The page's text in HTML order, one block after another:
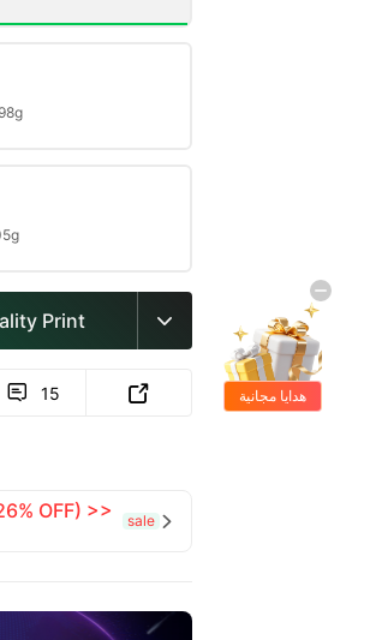
Print 
 15 
OFF) >>
sale 
هدايا مجانية